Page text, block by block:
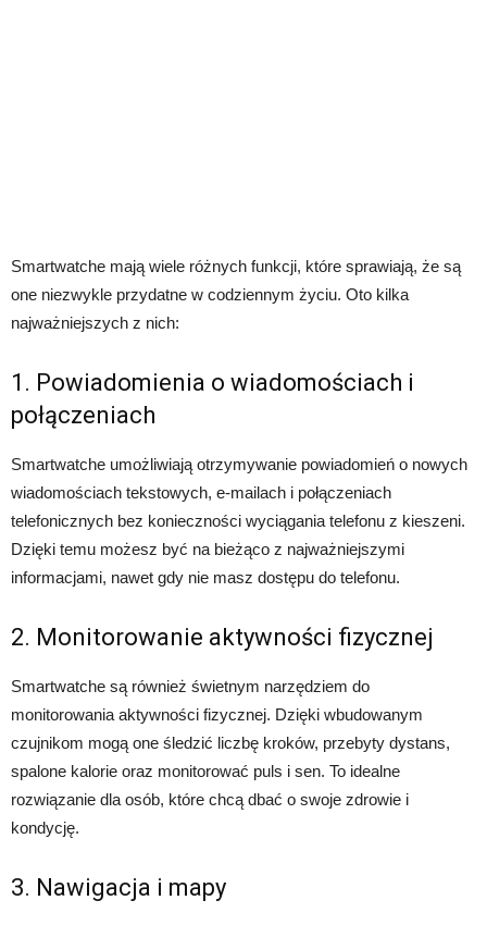
Smartwatche mają wiele różnych funkcji, które sprawiają, że są
one niezwykle przydatne w codziennym życiu. Oto kilka
najważniejszych z nich:
1. Powiadomienia o wiadomościach i
połączeniach
Smartwatche umożliwiają otrzymywanie powiadomień o nowych
wiadomościach tekstowych, e-mailach i połączeniach
telefonicznych bez konieczności wyciągania telefonu z kieszeni.
Dzięki temu możesz być na bieżąco z najważniejszymi
informacjami, nawet gdy nie masz dostępu do telefonu.
2. Monitorowanie aktywności fizycznej
Smartwatche są również świetnym narzędziem do
monitorowania aktywności fizycznej. Dzięki wbudowanym
czujnikom mogą one śledzić liczbę kroków, przebyty dystans,
spalone kalorie oraz monitorować puls i sen. To idealne
rozwiązanie dla osób, które chcą dbać o swoje zdrowie i
kondycję.
3. Nawigacja i mapy